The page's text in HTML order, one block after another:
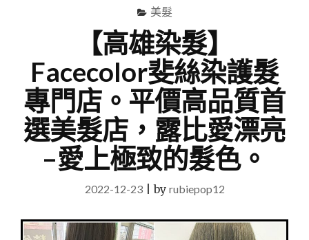
美髮
【高雄染髮】
Facecolor斐絲染護髮
專門店。平價高品質首
選美髮店，露比愛漂亮
–愛上極致的髮色。
2022-12-23|by rubiepop12